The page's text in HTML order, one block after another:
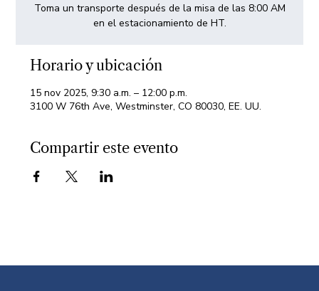
Toma un transporte después de la misa de las 8:00 AM
en el estacionamiento de HT.
Horario y ubicación
15 nov 2025, 9:30 a.m. – 12:00 p.m.
3100 W 76th Ave, Westminster, CO 80030, EE. UU.
Compartir este evento